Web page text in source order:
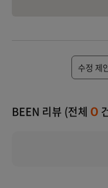
수정 제
BEEN 리뷰 (전체 0